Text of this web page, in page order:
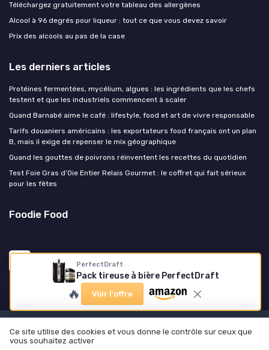
PerfectDraft
Pack tireuse à bière PerfectDraft
🔥 Voir l'offre
Téléchargez gratuitement votre tableau des allergènes
Alcool à 96 degrés pour liqueur : tout ce que vous devez savoir
Prix des alcools au pas de la case
Les derniers articles
Protéines fermentées, mycélium, algues : les ingrédients que les chefs
testent et que les industriels commencent à scaler
Quand Barnabé aime le café : lifestyle, food et art de vivre responsable
Tarifs douaniers américains : les exportateurs food français ont un plan
B, mais il exige de repenser le mix géographique
Quand les gouttes de poivrons réinventent les recettes du quotidien
Test Foie Gras d’Oie Entier Relais Gourmet : le coffret qui fait sérieux
pour les fêtes
Foodie Food
Mentions légales
Politique de confidentialité
Ce site utilise des cookies et vous donne le contrôle sur ceux que
vous souhaitez activer